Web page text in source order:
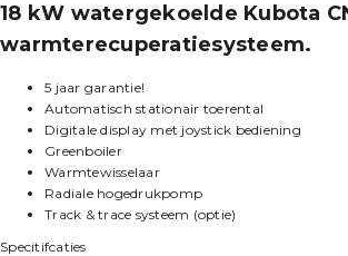
18 kW watergekoelde Kubota
warmterecuperatiesysteem.
5 jaar garantie!
Automatisch stationair toerental
Digitale display met joystick bediening
Greenboiler
Warmtewisselaar
Radiale hogedrukpomp
Track & trace systeem (optie)
Specitifcaties